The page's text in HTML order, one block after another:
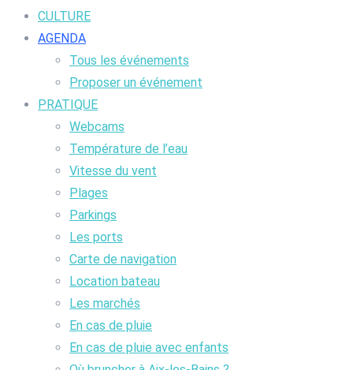
CULTURE
AGENDA
Tous les événements
Proposer un événement
PRATIQUE
Webcams
Température de l’eau
Vitesse du vent
Plages
Parkings
Les ports
Carte de navigation
Location bateau
Les marchés
En cas de pluie
En cas de pluie avec enfants